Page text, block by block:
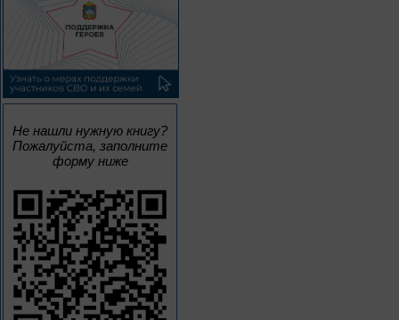
Не нашли нужную книгу?
Пожалуйста, заполните
форму ниже